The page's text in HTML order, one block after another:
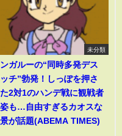
未分類
ガルーの“同時多発デス
チ”勃発！しっぽを押さ
2対1のハンデ戦に観戦者
も…自由すぎるカオスな
が話題(ABEMA TIMES)